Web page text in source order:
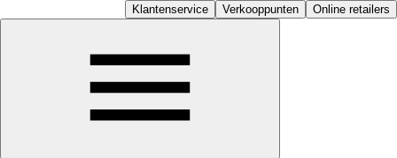
Klantenservice Verkooppunten Online retailers